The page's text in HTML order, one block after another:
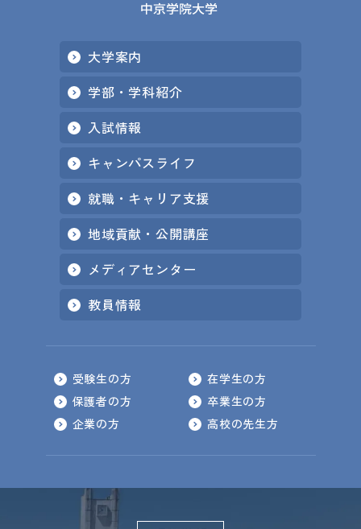
大学案内
学部・学科紹介
入試情報
キャンパスライフ
就職・キャリア支援
地域貢献・公開講座
メディアセンター
教員情報
受験生の方
在学生の方
保護者の方
卒業生の方
企業の方
高校の先生方